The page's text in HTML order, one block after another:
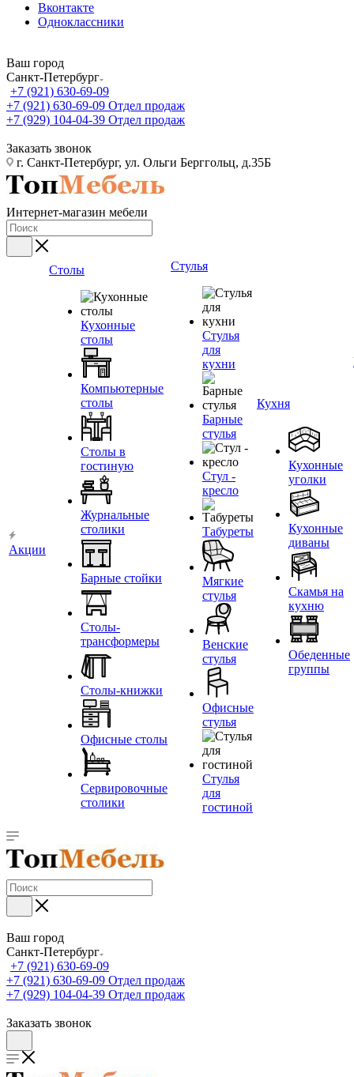
Вконтакте
Одноклассники
Ваш город
Санкт-Петербург
+7 (921) 630-69-09
+7 (921) 630-69-09 Отдел продаж
+7 (929) 104-04-39 Отдел продаж
Заказать звонок
г. Санкт-Петербург, ул. Ольги Берггольц, д.35Б
Интернет-магазин мебели
Акции
Столы
Кухонные
столы
Компьютерные
столы
Столы в
гостиную
Журнальные
столики
Барные стойки
Столы-
трансформеры
Столы-книжки
Офисные столы
Сервировочные
столики
Стулья
Стулья
для
кухни
Барные
стулья
Стул -
кресло
Табуреты
Мягкие
стулья
Венские
стулья
Офисные
стулья
Стулья
для
гостиной
Кухня
Кухонные
уголки
Кухонные
диваны
Скамья на
кухню
Обеденные
группы
Ваш город
Санкт-Петербург
+7 (921) 630-69-09
+7 (921) 630-69-09 Отдел продаж
+7 (929) 104-04-39 Отдел продаж
Заказать звонок